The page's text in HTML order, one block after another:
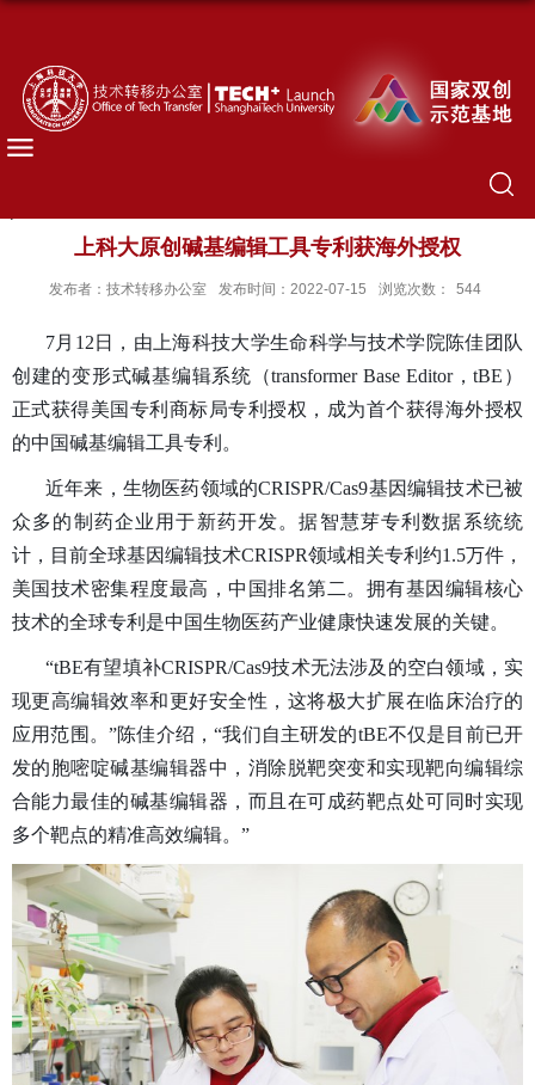
上科大原创碱基编辑工具专利获海外授权
发布者：技术转移办公室 发布时间：2022-07-15 浏览次数： 544
7月12日，由上海科技大学生命科学与技术学院陈佳团队
创建的变形式碱基编辑系统（transformer Base Editor，tBE）
正式获得美国专利商标局专利授权，成为首个获得海外授权
的中国碱基编辑工具专利 。
近年来，生物医药领域的CRISPR/Cas9基因编辑技术已被
众多的制药企业用于新药开发。据智慧芽专利数据系统统
计，目前全球基因编辑技术CRISPR领域相关专利约1.5万件，
美国技术密集程度最高，中国排名第二。拥有基因编辑核心
技术的全球专利是中国生物医药产业健康快速发展的关键。
“tBE有望填补CRISPR/Cas9技术无法涉及的空白领域，实
现更高编辑效率和更好安全性，这将极大扩展在临床治疗的
应用范围。”陈佳介绍，“我们自主研发的tBE不仅是目前已开
发的胞嘧啶碱基编辑器中，消除脱靶突变和实现靶向编辑综
合能力最佳的碱基编辑器 ，而且在可成药靶点处可同时实现
多个靶点的精准高效编辑。”